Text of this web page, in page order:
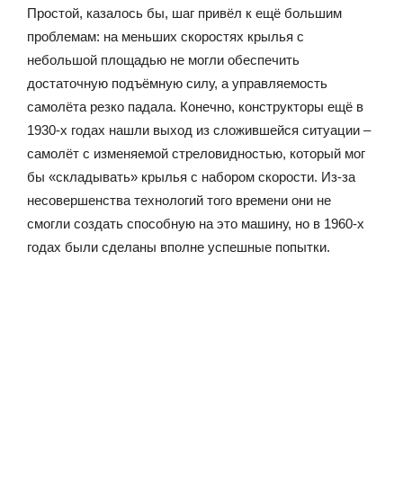
Простой, казалось бы, шаг привёл к ещё большим
проблемам: на меньших скоростях крылья с
небольшой площадью не могли обеспечить
достаточную подъёмную силу, а управляемость
самолёта резко падала. Конечно, конструкторы ещё в
1930-х годах нашли выход из сложившейся ситуации –
самолёт с изменяемой стреловидностью, который мог
бы «складывать» крылья с набором скорости. Из-за
несовершенства технологий того времени они не
смогли создать способную на это машину, но в 1960-х
годах были сделаны вполне успешные попытки.